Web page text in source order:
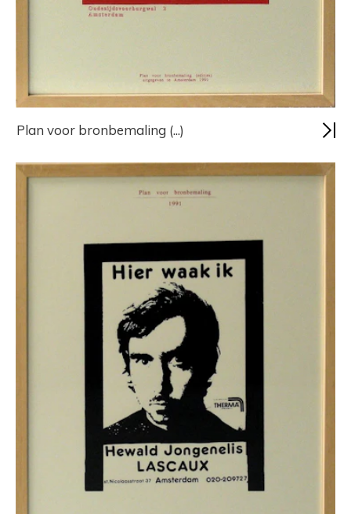
Plan voor bronbemaling (...)